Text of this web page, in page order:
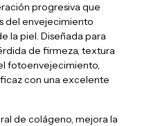
progresiva que
del envejecimiento
la piel. Diseñada para
de firmeza, textura
fotoenvejecimiento,
con una excelente
de colágeno, mejora la